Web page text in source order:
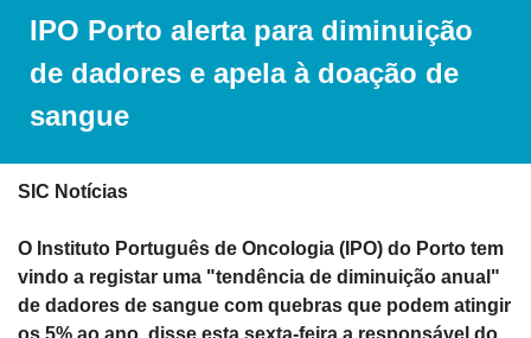
IPO Porto alerta para diminuição
de dadores e apela à doação de
sangue
SIC Notícias
O Instituto Português de Oncologia (IPO) do Porto tem
vindo a registar uma "tendência de diminuição anual"
de dadores de sangue com quebras que podem atingir
os 5% ao ano, disse esta sexta-feira a responsável do